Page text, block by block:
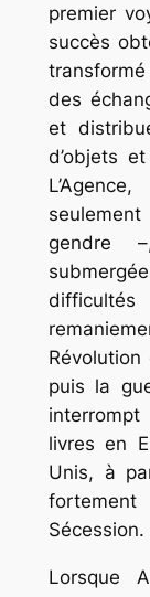
premier
succès
des
et
d’objets
gendre
Révolution
puis la
livres en
Unis, à
Sécession.
Lorsque